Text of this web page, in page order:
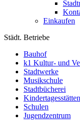
Einkaufen
Städt. Betriebe
Bauhof
k1 Kultur- und
Stadtwerke
Musikschule
Stadtbücherei
Kindertagesstätten
Schulen
Jugendzentrum